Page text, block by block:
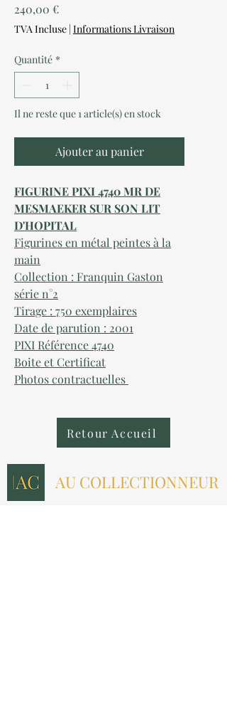
240,00 €Prix
TVA Incluse | Informations Livraison
Quantité *
Il ne reste que 1 article(s) en stock
Ajouter au panier
FIGURINE PIXI 4740 MR DE
MESMAEKER SUR SON LIT
D'HOPITAL
Figurines en métal peintes à la
main
Collection : Franquin Gaston
série n°2
Tirage : 750 exemplaires
Date de parution : 2001
PIXI Référence4740
Boite et Certificat
Photos contractuelles
Retour Accueil
AU COLLECTIONNEUR